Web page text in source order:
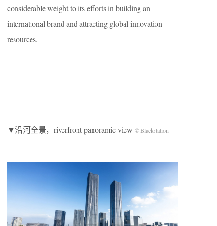
considerable weight to its efforts in building an
international brand and attracting global innovation
resources.
▼沿河全景，riverfront panoramic view © Blackstation